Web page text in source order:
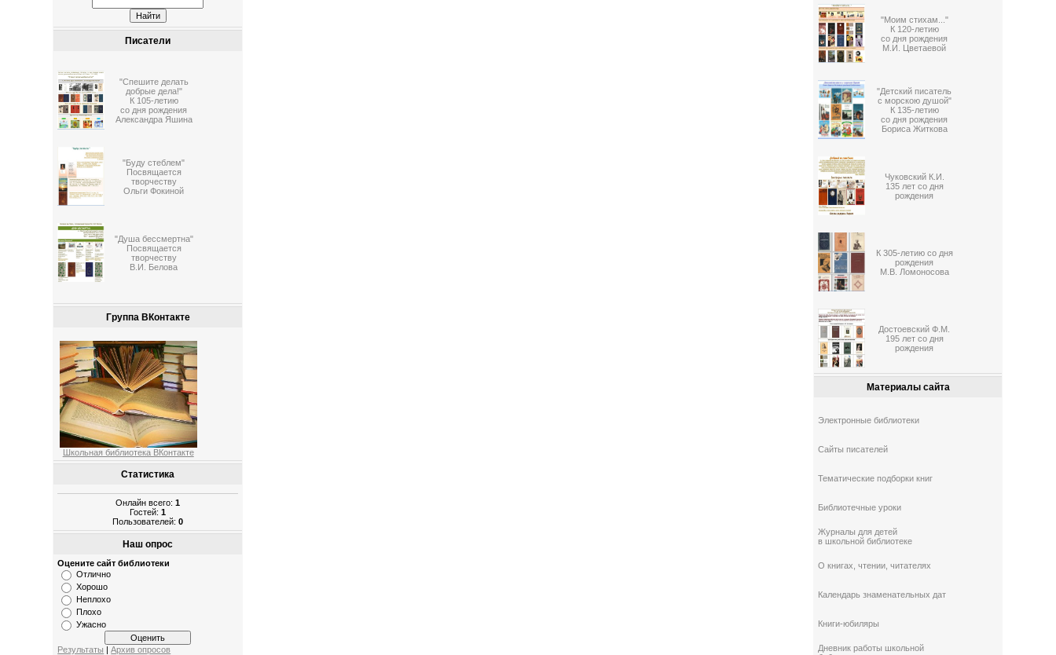
Писатели
"Спешите делать
добрые дела!"
К 105-летию
со дня рождения
Александра Яшина
"Буду стеблем"
Посвящается
творчеству
Ольги Фокиной
"Душа бессмертна"
Посвящается
творчеству
В.И. Белова
Группа ВКонтакте
Школьная библиотека ВКонтакте
Статистика
Онлайн всего:1
Гостей:1
Пользователей:0
Наш опрос
Оцените сайт библиотеки
Отлично
Хорошо
Неплохо
Плохо
Ужасно
Результаты |Архив опросов
"Моим стихам..."
К 120-летию
со дня рождения
М.И. Цветаевой
"Детский писатель
с морскою душой"
К 135-летию
со дня рождения
Бориса Житкова
Чуковский К.И.
135 лет со дня
рождения
К 305-летию со дня
рождения
М.В. Ломоносова
Достоевский Ф.М.
195 лет со дня
рождения
Материалы сайта
Электронные библиотеки
Сайты писателей
Тематические подборки книг
Библиотечные уроки
Журналы для детей
в школьной библиотеке
О книгах, чтении, читателях
Календарь знаменательных дат
Книги-юбиляры
Дневник работы школьной